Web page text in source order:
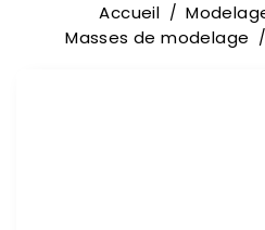
Accueil
Masses de modelage